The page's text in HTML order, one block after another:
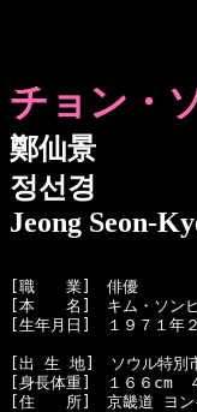
チョン・
鄭仙景
정선경
Jeong Seon-
[職　　業]　俳優
[本　　名]　キム・ソン
[生年月日]　１９７１年
[出 生 地]　ソウル特別
[身長体重]　１６６cm
[住　　所]　京畿道 ヨ